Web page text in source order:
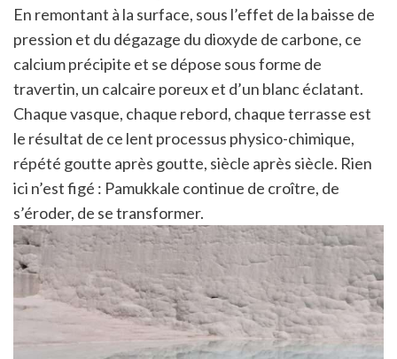
En remontant à la surface, sous l’effet de la baisse de
pression et du dégazage du dioxyde de carbone, ce
calcium précipite et se dépose sous forme de
travertin, un calcaire poreux et d’un blanc éclatant.
Chaque vasque, chaque rebord, chaque terrasse est
le résultat de ce lent processus physico-chimique,
répété goutte après goutte, siècle après siècle. Rien
ici n’est figé : Pamukkale continue de croître, de
s’éroder, de se transformer.